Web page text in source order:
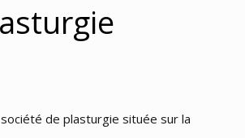
de plasturgie située sur la